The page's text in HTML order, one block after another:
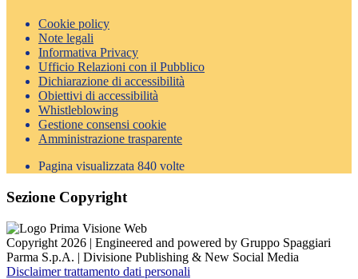
Cookie policy
Note legali
Informativa Privacy
Ufficio Relazioni con il Pubblico
Dichiarazione di accessibilità
Obiettivi di accessibilità
Whistleblowing
Gestione consensi cookie
Amministrazione trasparente
Pagina visualizzata 840 volte
Sezione Copyright
Copyright 2026 | Engineered and powered by Gruppo Spaggiari
Parma S.p.A. | Divisione Publishing & New Social Media
Disclaimer trattamento dati personali